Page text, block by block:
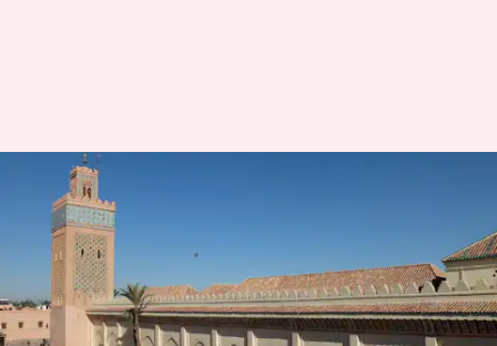
मोरक्को: माराकेच की यात्रा में शामिल
करें ये 5 गतिविधियां
अंजली
क्या है खबर?